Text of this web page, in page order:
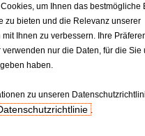
um Ihnen das bestmögliche
zu bieten und die Relevanz unserer
Ihnen zu verbessern. Ihre
verwenden nur die Daten, für die Sie
haben.
zu unseren
.